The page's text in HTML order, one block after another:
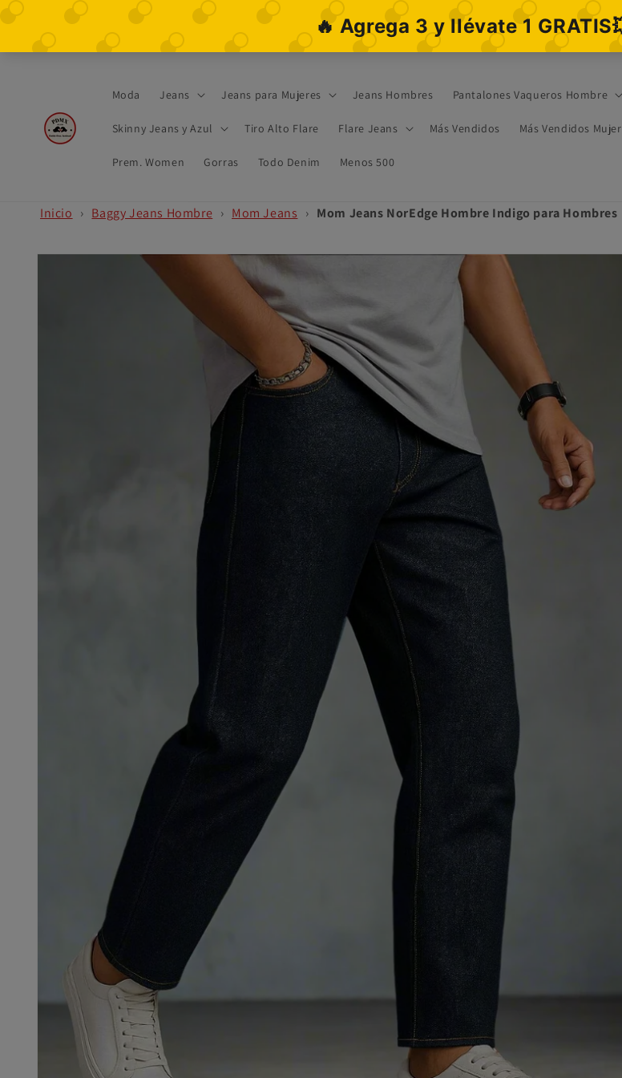
Ir
directamente
al contenido
Moda Jeans Jeans para Mujeres Jeans Hombres Pantalones Vaqueros Hombre
Skinny Jeans y Azul Tiro Alto Flare Flare Jeans Más Vendidos Más Vendidos Mujer
Prem. Women Gorras Todo Denim Menos 500
Inicio › Baggy Jeans Hombre › Mom Jeans › Mom Jeans NorEdge Hombre Indigo para Hombres
directamente